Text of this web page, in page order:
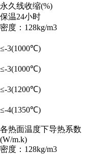
永久线收缩(%)
保温24小时
密度：128kg/m3
≤-3(1000℃)
≤-3(1000℃)
≤-3(1200℃)
≤-4(1350℃)
各热面温度下导热系数
(W/m.k)
密度：128kg/m3